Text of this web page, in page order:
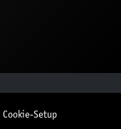
Cookie-Setup